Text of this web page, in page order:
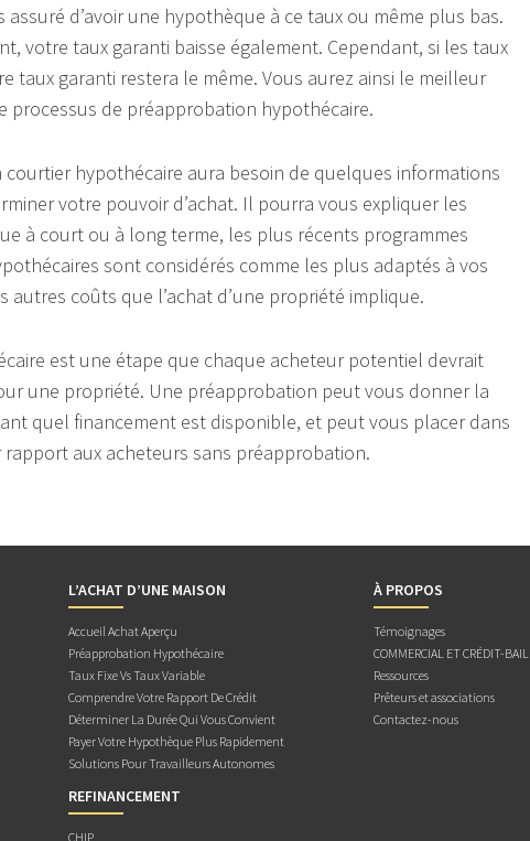
d’avoir une hypothèque à ce taux ou même plus bas.
votre taux garanti baisse également. Cependant, si les taux
taux garanti restera le même. Vous aurez ainsi le meilleur
de préapprobation hypothécaire.
courtier hypothécaire aura besoin de quelques informations
votre pouvoir d’achat. Il pourra vous expliquer les
à court ou à long terme, les plus récents programmes
sont considérés comme les plus adaptés à vos
autres coûts que l’achat d’une propriété implique.
est une étape que chaque acheteur potentiel devrait
une propriété. Une préapprobation peut vous donner la
quel financement est disponible, et peut vous placer dans
aux acheteurs sans préapprobation.
L’ACHAT D’UNE MAISON
Accueil Achat Aperçu
Préapprobation Hypothécaire
Taux Fixe Vs Taux Variable
Comprendre Votre Rapport De Crédit
Déterminer La Durée Qui Vous Convient
Payer Votre Hypothèque Plus Rapidement
Solutions Pour Travailleurs Autonomes
REFINANCEMENT
CHIP
À PROPOS
Témoignages
COMMERCIAL ET CRÉDIT-BAIL
Ressources
Prêteurs et associations
Contactez-nous